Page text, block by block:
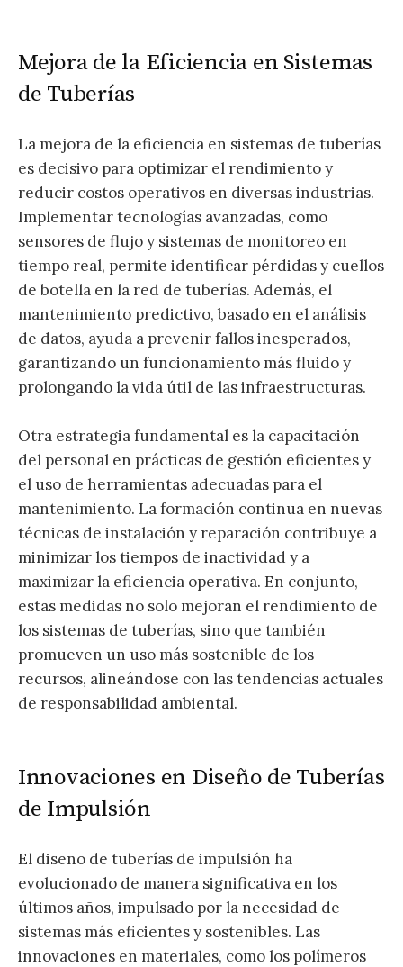
Mejora de la Eficiencia en Sistemas
de Tuberías
La mejora de la eficiencia en sistemas de tuberías
es decisivo para optimizar el rendimiento y
reducir costos operativos en diversas industrias.
Implementar tecnologías avanzadas, como
sensores de flujo y sistemas de monitoreo en
tiempo real, permite identificar pérdidas y cuellos
de botella en la red de tuberías. Además, el
mantenimiento predictivo, basado en el análisis
de datos, ayuda a prevenir fallos inesperados,
garantizando un funcionamiento más fluido y
prolongando la vida útil de las infraestructuras.
Otra estrategia fundamental es la capacitación
del personal en prácticas de gestión eficientes y
el uso de herramientas adecuadas para el
mantenimiento. La formación continua en nuevas
técnicas de instalación y reparación contribuye a
minimizar los tiempos de inactividad y a
maximizar la eficiencia operativa. En conjunto,
estas medidas no solo mejoran el rendimiento de
los sistemas de tuberías, sino que también
promueven un uso más sostenible de los
recursos, alineándose con las tendencias actuales
de responsabilidad ambiental.
Innovaciones en Diseño de Tuberías
de Impulsión
El diseño de tuberías de impulsión ha
evolucionado de manera significativa en los
últimos años, impulsado por la necesidad de
sistemas más eficientes y sostenibles. Las
innovaciones en materiales, como los polímeros